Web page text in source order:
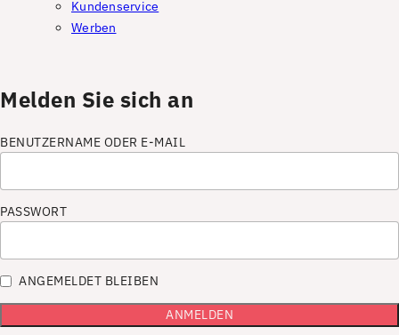
Kundenservice
Werben
Melden Sie sich an
BENUTZERNAME ODER E-MAIL
PASSWORT
ANGEMELDET BLEIBEN